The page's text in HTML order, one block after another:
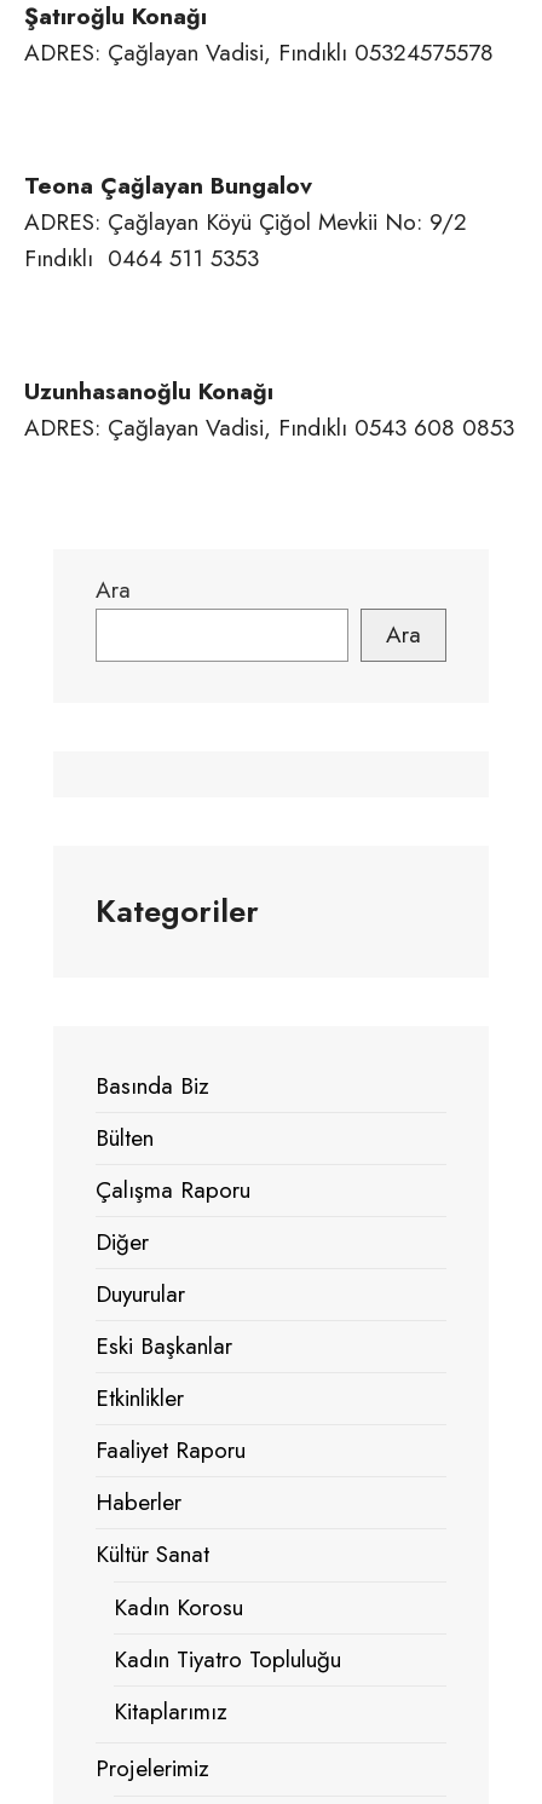
Şatıroğlu Konağı
ADRES: Çağlayan Vadisi, Fındıklı 05324575578
Teona Çağlayan Bungalov
ADRES: Çağlayan Köyü Çiğol Mevkii No: 9/2
Fındıklı 0464 511 5353
Uzunhasanoğlu Konağı
ADRES: Çağlayan Vadisi, Fındıklı 0543 608 0853
Ara
Ara
Kategoriler
Basında Biz
Bülten
Çalışma Raporu
Diğer
Duyurular
Eski Başkanlar
Etkinlikler
Faaliyet Raporu
Haberler
Kültür Sanat
Kadın Korosu
Kadın Tiyatro Topluluğu
Kitaplarımız
Projelerimiz